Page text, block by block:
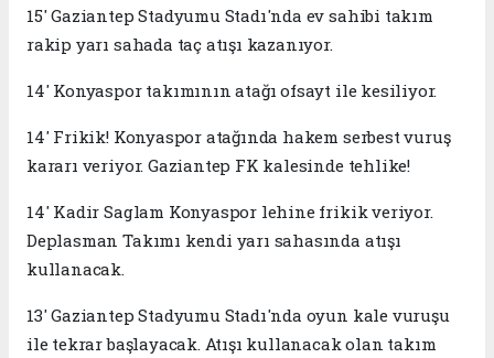
15' Gaziantep Stadyumu Stadı'nda ev sahibi takım
rakip yarı sahada taç atışı kazanıyor.
14' Konyaspor takımının atağı ofsayt ile kesiliyor.
14' Frikik! Konyaspor atağında hakem serbest vuruş
kararı veriyor. Gaziantep FK kalesinde tehlike!
14' Kadir Saglam Konyaspor lehine frikik veriyor.
Deplasman Takımı kendi yarı sahasında atışı
kullanacak.
13' Gaziantep Stadyumu Stadı'nda oyun kale vuruşu
ile tekrar başlayacak. Atışı kullanacak olan takım